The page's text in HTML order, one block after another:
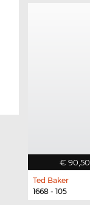
€ 90,50
Ted Baker
1668 - 105